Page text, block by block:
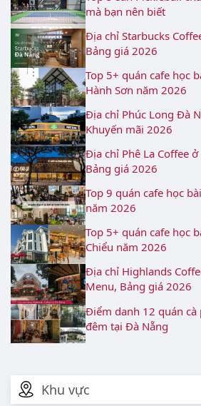
Khu vực
mà bạn nên biết
Địa chỉ Starbucks
Bảng giá 2026
Top 5+ quán cafe học
Hành Sơn năm 2026
Địa chỉ Phúc Long Đà
Khuyến mãi 2026
Địa chỉ Phê La Coffee
Bảng giá 2026
Top 9 quán cafe học
năm 2026
Top 5+ quán cafe học
Chiểu năm 2026
Địa chỉ Highlands
Menu, Bảng giá 2026
Điểm danh 12 quán
đêm tại Đà Nẵng